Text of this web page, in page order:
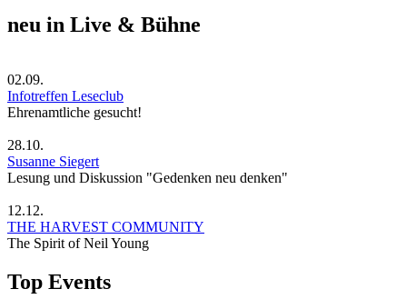
neu in Live & Bühne
02.09.
Infotreffen Leseclub
Ehrenamtliche gesucht!
28.10.
Susanne Siegert
Lesung und Diskussion "Gedenken neu denken"
12.12.
THE HARVEST COMMUNITY
The Spirit of Neil Young
Top Events